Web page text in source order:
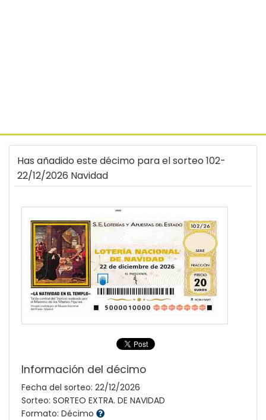
Has añadido este décimo para el sorteo 102-
22/12/2026 Navidad
34554
Información del décimo
Fecha del sorteo: 22/12/2026
Sorteo: SORTEO EXTRA. DE NAVIDAD
Formato: Décimo